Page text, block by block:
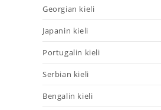
Georgian kieli
Japanin kieli
Portugalin kieli
Serbian kieli
Bengalin kieli